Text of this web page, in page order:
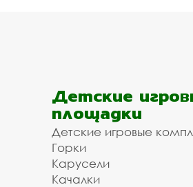
Детские
площадки
Детские игровые
Горки
Карусели
Качалки